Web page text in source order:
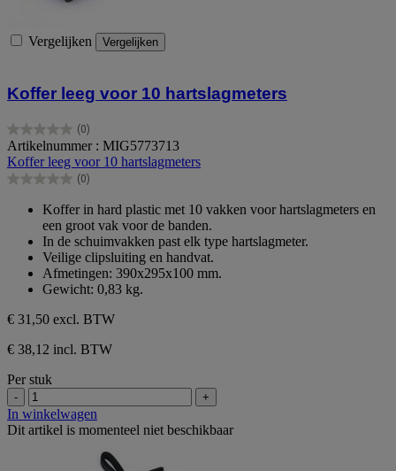
Vergelijken Vergelijken
Koffer leeg voor 10 hartslagmeters
(0)
0.0
van
de
5
Artikelnummer : MIG5773713
Koffer leeg voor 10 hartslagmeters
(0)
0.0
sterren.
Koffer in hard plastic met 10 vakken voor hartslagmeters en
een groot vak voor de banden.
In de schuimvakken past elk type hartslagmeter.
Veilige clipsluiting en handvat.
Afmetingen: 390x295x100 mm.
Gewicht: 0,83 kg.
€ 31,50 excl. BTW
€ 38,12 incl. BTW
Per stuk
- +
In winkelwagen
Dit artikel is momenteel niet beschikbaar